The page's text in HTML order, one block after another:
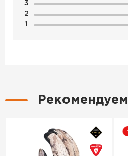
3
2
1
Рекомендуем